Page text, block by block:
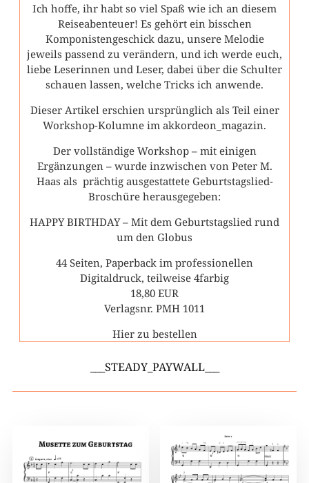
Ich hoffe, ihr habt so viel Spaß wie ich an diesem
Reiseabenteuer! Es gehört ein bisschen
Komponistengeschick dazu, unsere Melodie
jeweils passend zu verändern, und ich werde euch,
liebe Leserinnen und Leser, dabei über die Schulter
schauen lassen, welche Tricks ich anwende.
Dieser Artikel erschien ursprünglich als Teil einer
Workshop-Kolumne im akkordeon_magazin.
Der vollständige Workshop – mit einigen
Ergänzungen – wurde inzwischen von Peter M.
Haas als prächtig ausgestattete Geburtstagslied-
Broschüre herausgegeben:
HAPPY BIRTHDAY – Mit dem Geburtstagslied rund
um den Globus
44 Seiten, Paperback im professionellen
Digitaldruck, teilweise 4farbig
18,80 EUR
Verlagsnr. PMH 1011
Hier zu bestellen
___STEADY_PAYWALL___